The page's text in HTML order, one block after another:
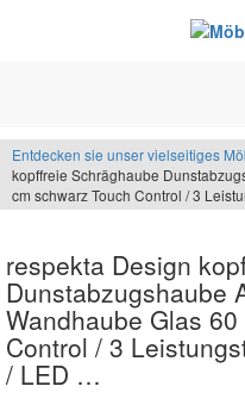
Entdecken sie unser vielseitiges
kopffreie Schräghaube
cm schwarz Touch Control / 3
respekta Design
Dunstabzugshaube
Wandhaube Glas
Control / 3
/ LED …